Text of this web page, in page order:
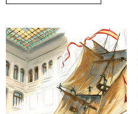
Este
producto
tiene
múltiples
variantes.
Las